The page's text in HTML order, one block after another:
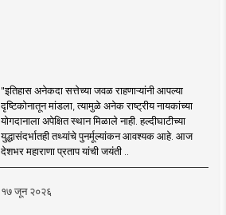
"इतिहास अनेकदा सत्तेच्या जवळ राहणाऱ्यांनी आपल्या
दृष्टिकोनातून मांडला, त्यामुळे अनेक राष्ट्रीय नायकांच्या
योगदानाला अपेक्षित स्थान मिळाले नाही. हल्दीघाटीच्या
युद्धासंदर्भातही तथ्यांचे पुनर्मूल्यांकन आवश्यक आहे. आज
देशभर महाराणा प्रताप यांची जयंती ..
१७ जून २०२६